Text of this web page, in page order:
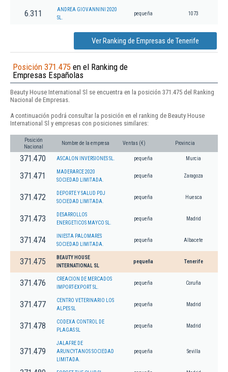
6.311
ANDREA GIOVANNINI 2020
SL.
pequeña 1073
Ver Ranking de Empresas de Tenerife
Posición 371.475 en el Ranking de
Empresas Españolas
Beauty House International Sl se encuentra en la posición 371.475 del Ranking
Nacional de Empresas.
A continuación podrá consultar la posición en el ranking de Beauty House
International Sl y empresas con posiciones similares:
Posición
Nacional
Nombre de la empresa Ventas (€) Provincia
371.470 ASCALON INVERSIONES SL. pequeña Murcia
371.471
MADERARCE 2020
SOCIEDAD LIMITADA.
pequeña Zaragoza
371.472
DEPORTE Y SALUD PDJ
SOCIEDAD LIMITADA.
pequeña Huesca
371.473
DESARROLLOS
ENERGETICOS MAYCO SL.
pequeña Madrid
371.474
INIESTA PALOMARES
SOCIEDAD LIMITADA.
pequeña Albacete
371.475
BEAUTY HOUSE
INTERNATIONAL SL
pequeña Tenerife
371.476
CREACION DE MERCADOS
IMPORT-EXPORT SL.
pequeña Coruña
371.477
CENTRO VETERINARIO LOS
ALPES SL
pequeña Madrid
371.478
CODEXA CONTROL DE
PLAGAS SL
pequeña Madrid
371.479
JALAFRE DE
ARUNCYTANOS SOCIEDAD
LIMITADA.
pequeña Sevilla